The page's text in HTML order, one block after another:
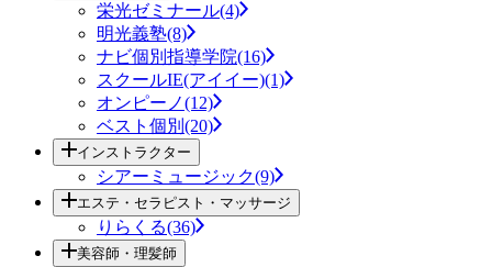
栄光ゼミナール(4)
明光義塾(8)
ナビ個別指導学院(16)
スクールIE(アイイー)(1)
オンピーノ(12)
ベスト個別(20)
インストラクター
シアーミュージック(9)
エステ・セラピスト・マッサージ
りらくる(36)
美容師・理髪師